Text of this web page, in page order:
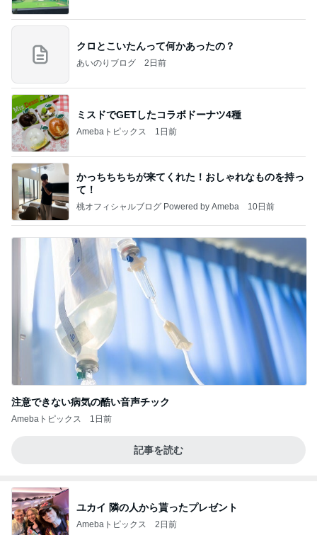
クロとこいたんって何かあったの？
あいのりブログ 2日前
ミスドでGETしたコラボドーナツ4種
Amebaトピックス 1日前
かっちちちちが来てくれた！おしゃれなものを持っ
て！
桃オフィシャルブログ Powered by Ameba 10日前
注意できない病気の酷い音声チック
Amebaトピックス 1日前
記事を読む
ユカイ 隣の人から貰ったプレゼント
Amebaトピックス 2日前